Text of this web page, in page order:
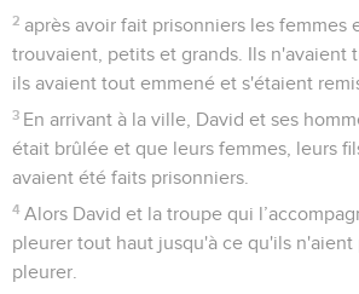
2 après avoir fait prisonniers les femmes
trouvaient, petits et grands. Ils n'avaient
ils avaient tout emmené et s'étaient
3 En arrivant à la ville, David et ses
était brûlée et que leurs femmes, leurs
avaient été faits prisonniers.
4 Alors David et la troupe qui
pleurer tout haut jusqu'à ce qu'ils n'aient
pleurer.